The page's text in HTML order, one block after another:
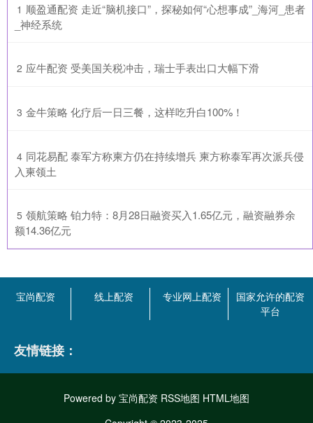
1 ​顺盈通配资 走近“脑机接口”，探秘如何“心想事成”_海河_患者
_神经系统
2 ​应牛配资 受美国关税冲击，瑞士手表出口大幅下滑
3 ​金牛策略 化疗后一日三餐，这样吃升白100%！
4 ​同花易配 泰军方称柬方仍在持续增兵 柬方称泰军再次派兵侵
入柬领土
5 ​领航策略 铂力特：8月28日融资买入1.65亿元，融资融券余
额14.36亿元
宝尚配资 线上配资 专业网上配资
国家允许的配资
平台
友情链接：
Powered by 宝尚配资 RSS地图 HTML地图